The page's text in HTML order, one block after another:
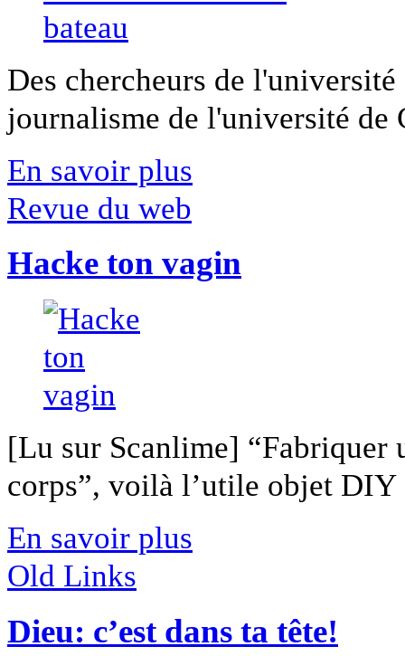
Des chercheurs de
journalisme de l'université
En savoir plus
Revue du web
Hacke ton vagin
[Lu sur Scanlime] “Fabriquer
corps”, voilà l’utile objet
En savoir plus
Old Links
Dieu: c’est dans ta tête!